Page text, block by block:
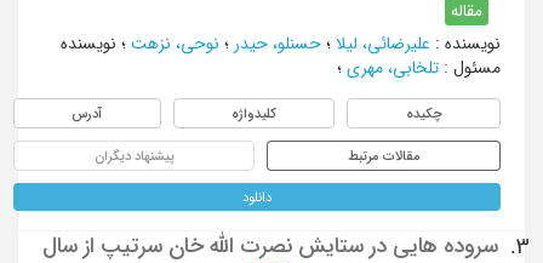
مقاله
نویسنده: علیرضائی، لیلا؛ حسنلو، حیدر؛ نوحی، نزهت؛ نویسنده
مسئول : تلخابی، مهری؛
چکیده کلیدواژه آدرس
مقالات مرتبط پیشنهاد دیگران
دانلود
3.
سروده هایی در ستایش نصرت الله خان سرتیپ از سال